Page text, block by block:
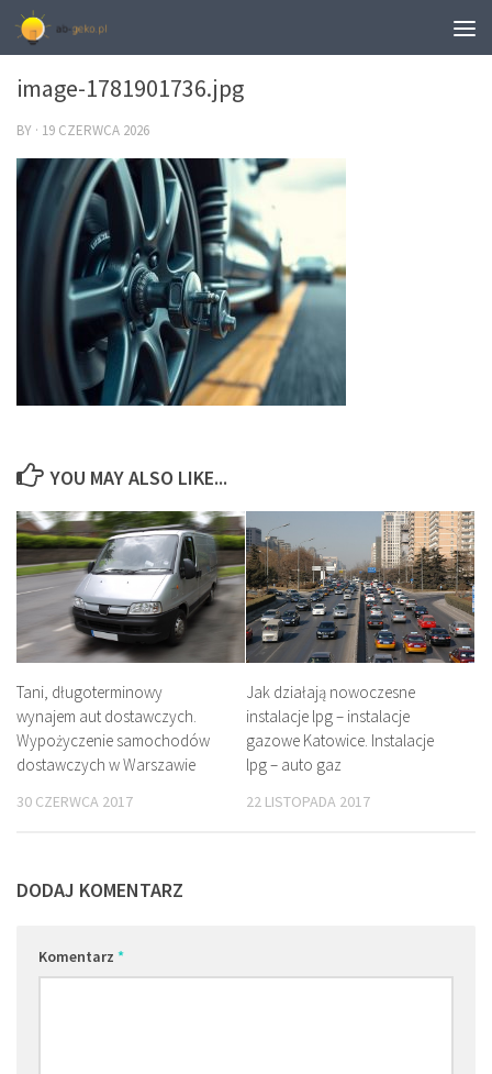
0
image-1781901736.jpg
BY · 19 CZERWCA 2026
YOU MAY ALSO LIKE...
Tani, długoterminowy
wynajem aut dostawczych.
Wypożyczenie samochodów
dostawczych w Warszawie
30 CZERWCA 2017
Jak działają nowoczesne
instalacje lpg – instalacje
gazowe Katowice. Instalacje
lpg – auto gaz
22 LISTOPADA 2017
DODAJ KOMENTARZ
Komentarz *